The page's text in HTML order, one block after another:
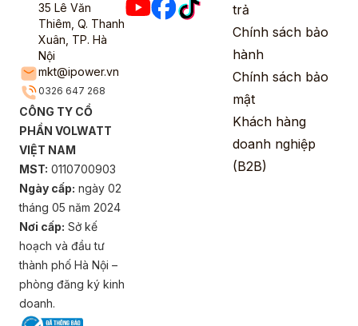
35 Lê Văn
Thiêm, Q. Thanh
Xuân, TP. Hà
Nội
mkt@ipower.vn
0326 647 268
CÔNG TY CỔ
PHẦN VOLWATT
VIỆT NAM
MST: 0110700903
Ngày cấp: ngày 02
tháng 05 năm 2024
Nơi cấp: Sở kế
hoạch và đầu tư
thành phố Hà Nội –
phòng đăng ký kinh
doanh.
trả
Chính sách bảo
hành
Chính sách bảo
mật
Khách hàng
doanh nghiệp
(B2B)